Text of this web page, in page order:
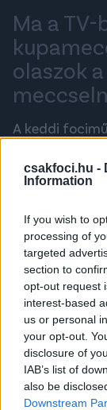
csakfoci.hu -
Information
If you wish to
processing of
targeted
section to
opt-out request
interest-based
us or personal
your opt-out.
disclosure of
IAB’s list of
also be
Downstream
Ma a TV-
olaszok
A keddi
BUDAI LÁSZLÓ
A TV-
Androidra
Sport 1